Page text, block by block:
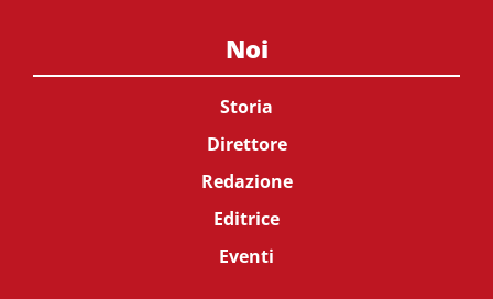
Noi
Storia
Direttore
Redazione
Editrice
Eventi